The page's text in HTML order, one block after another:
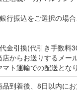
行振込をご選択の場
金引換(代引き手数料
店からお送りするメー
マト運輸での配送とな
品到着後、8日以内にお